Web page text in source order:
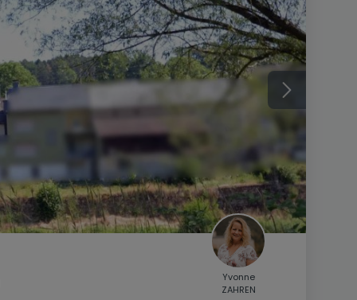
Yvonne
ZAHREN